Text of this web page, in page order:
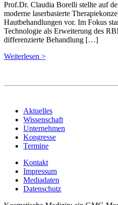
Prof.Dr. Claudia Borelli stellte auf
moderne laserbasierte
Hautbehandlungen vor. Im Fokus
Technologie als Erweiterung des
differenzierte Behandlung […]
Weiterlesen >
Aktuelles
Wissenschaft
Unternehmen
Kongresse
Termine
Kontakt
Impressum
Mediadaten
Datenschutz